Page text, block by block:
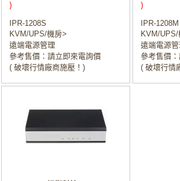
)
IPR-1208S
KVM/UPS/機房>
遠端電源管理
參考售價：請立即來電詢價
( 破壞行情廠商施壓！)
)
IPR-1208M
KVM/UPS/
遠端電源管
參考售價
( 破壞行情